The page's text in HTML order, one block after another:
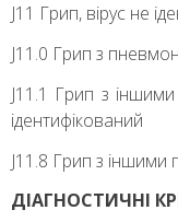
J11 Грип, вірус не
J11.0 Грип з
J11.1 Грип з
ідентифікований
J11.8 Грип з іншими
ДІАГНОСТИЧНІ